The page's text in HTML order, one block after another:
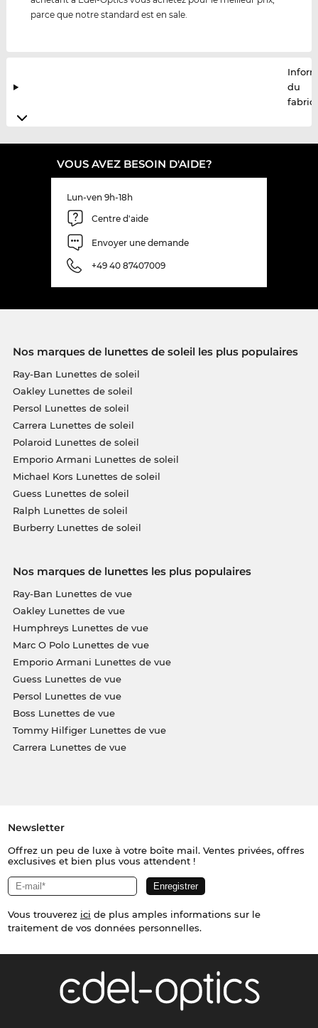
parce que notre standard est en sale.
du
VOUS AVEZ BESOIN D'AIDE?
Lun-ven 9h-18h
Centre d'aide
Envoyer une demande
+49 40 87407009
Nos marques de lunettes de soleil les plus populaires
Ray-Ban Lunettes de soleil
Oakley Lunettes de soleil
Persol Lunettes de soleil
Carrera Lunettes de soleil
Polaroid Lunettes de soleil
Emporio Armani Lunettes de soleil
Michael Kors Lunettes de soleil
Guess Lunettes de soleil
Ralph Lunettes de soleil
Burberry Lunettes de soleil
Nos marques de lunettes les plus populaires
Ray-Ban Lunettes de vue
Oakley Lunettes de vue
Humphreys Lunettes de vue
Marc O Polo Lunettes de vue
Emporio Armani Lunettes de vue
Guess Lunettes de vue
Persol Lunettes de vue
Boss Lunettes de vue
Tommy Hilfiger Lunettes de vue
Carrera Lunettes de vue
Newsletter
Offrez un peu de luxe à votre boîte mail. Ventes privées, offres
exclusives et bien plus vous attendent !
Vous trouverez ici de plus amples informations sur le
traitement de vos données personnelles.